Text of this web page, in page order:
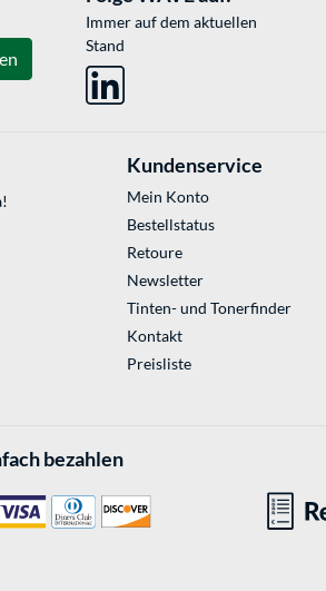
Immer auf dem aktuellen
Stand
Kundenservice
Mein Konto
Bestellstatus
Retoure
Newsletter
Tinten- und Tonerfinder
Kontakt
Preisliste
bezahlen